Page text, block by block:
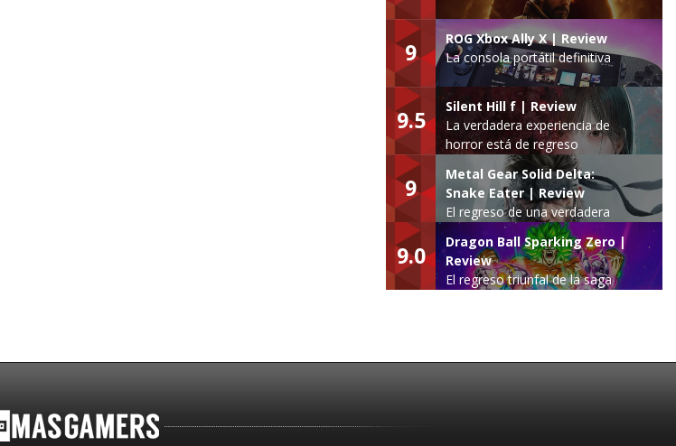
9
ROG Xbox Ally X | Review
La consola portátil definitiva
9.5
Silent Hill f | Review
La verdadera experiencia de
horror está de regreso
9
Metal Gear Solid Delta:
Snake Eater | Review
El regreso de una verdadera
leyenda
9.0
Dragon Ball Sparking Zero |
Review
El regreso triunfal de la saga